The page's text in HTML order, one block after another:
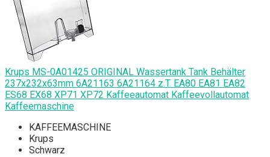
Krups MS-0A01425 ORIGINAL Wassertank Tank Behälter
237x232x63mm 6A21163 6A21164 z.T. EA80 EA81 EA82
ES68 EX68 XP71 XP72 Kaffeeautomat Kaffeevollautomat
Kaffeemaschine
KAFFEEMASCHINE
Krups
Schwarz